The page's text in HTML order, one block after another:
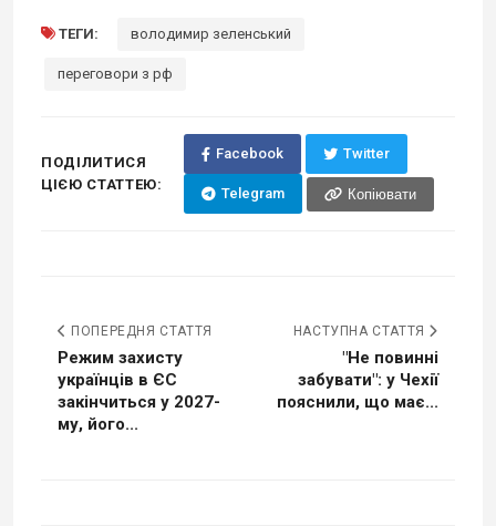
ТЕГИ: володимир зеленський
переговори з рф
ПОДІЛИТИСЯ
ЦІЄЮ СТАТТЕЮ:
Facebook Twitter
Telegram Копіювати
ПОПЕРЕДНЯ СТАТТЯ
Режим захисту
українців в ЄС
закінчиться у 2027-
му, його...
НАСТУПНА СТАТТЯ
"Не повинні
забувати": у Чехії
пояснили, що має...